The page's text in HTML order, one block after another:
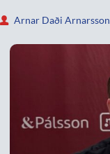
Arnar Daði Arnarsson